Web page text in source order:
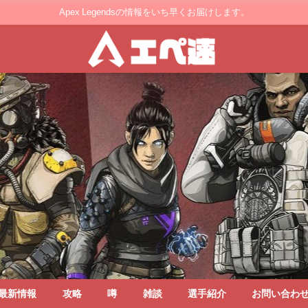
Apex Legendsの情報をいち早くお届けします。
新情報 攻略 噂 雑談 選手紹介 お問い合わ